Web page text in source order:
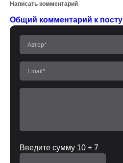
Написать комментарий
Общий комментарий к посту
Введите сумму 10 + 7